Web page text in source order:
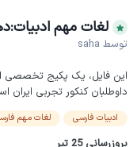
لغات مهم
توسطsaha
این فایل، یک پکیج تخصصی از
داوطلبان کنکور تجربی
ادبیات فارسی لغات مهم